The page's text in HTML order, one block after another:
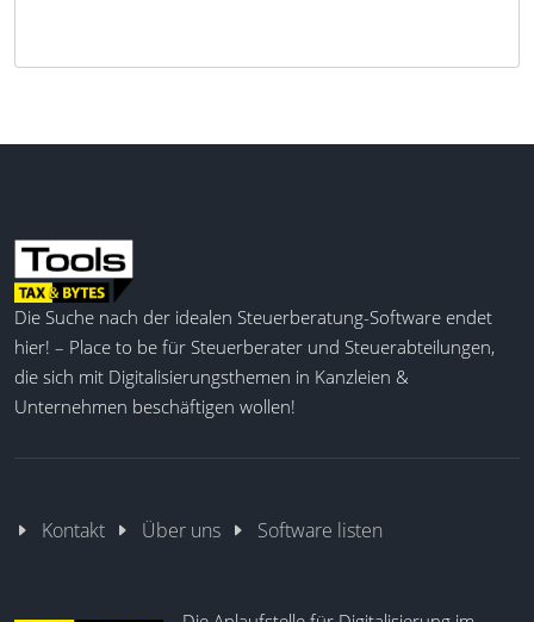
Die Suche nach der idealen Steuerberatung-Software endet
hier! – Place to be für Steuerberater und Steuerabteilungen,
die sich mit Digitalisierungsthemen in Kanzleien &
Unternehmen beschäftigen wollen!
Kontakt Über uns Software listen